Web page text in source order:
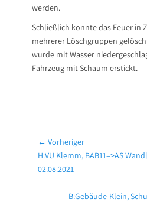
werden.
Schließlich konnte das Feuer in
mehrerer Löschgruppen
wurde mit Wasser
Fahrzeug mit Schaum erstickt.
Beitragsnavigation
← Vorheriger
Vorheriger
Beitrag:
H:VU Klemm, BAB11–>AS
02.08.2021
B:Gebäude-Klein,